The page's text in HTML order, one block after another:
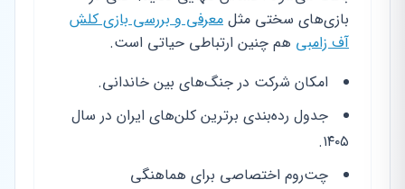
بازی‌های سختی مثل معرفی و بررسی بازی کلش
آف زامبی هم چنین ارتباطی حیاتی است.
امکان شرکت در جنگ‌های بین خاندانی.
جدول رده‌بندی برترین کلن‌های ایران در سال
۱۴۰۵.
چت‌روم اختصاصی برای هماهنگی